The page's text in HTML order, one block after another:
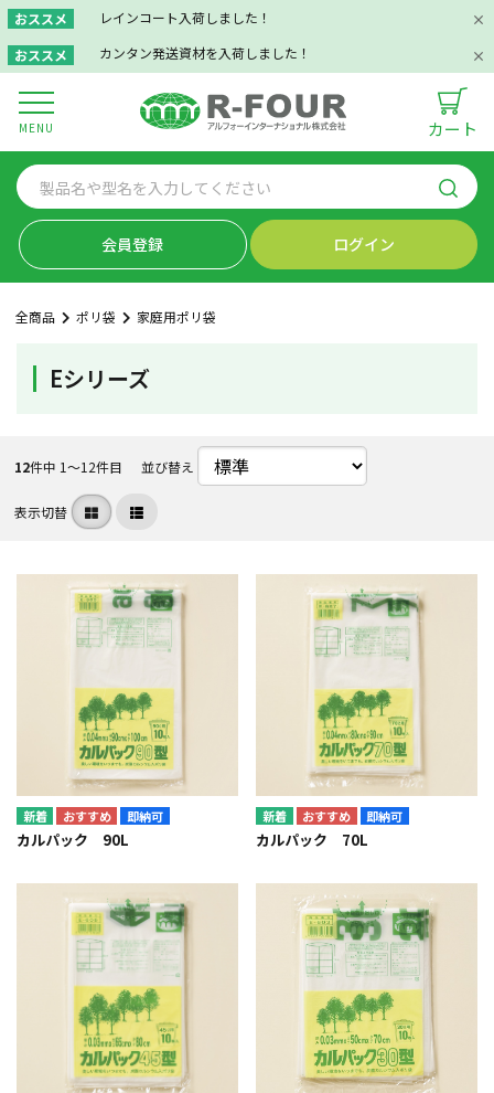
おススメ レインコート入荷しました！
おススメ カンタン発送資材を入荷しました！
MENU カート
会員登録 ログイン
全商品 ポリ袋 家庭用ポリ袋
Eシリーズ
12件中 1〜12件目 並び替え
表示切替
即納可
カルパック 90L
即納可
カルパック 70L